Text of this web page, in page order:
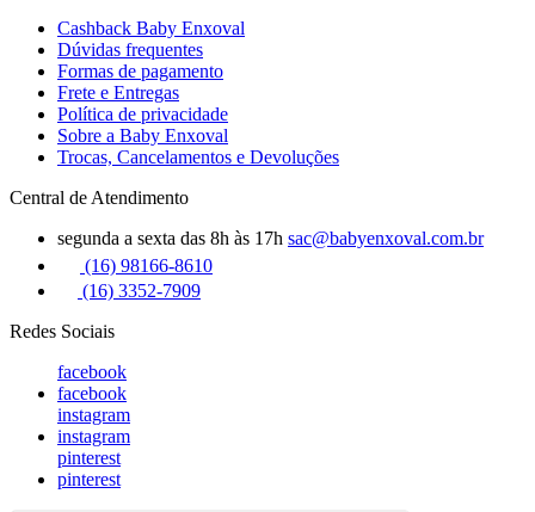
Cashback Baby Enxoval
Dúvidas frequentes
Formas de pagamento
Frete e Entregas
Política de privacidade
Sobre a Baby Enxoval
Trocas, Cancelamentos e Devoluções
Central de Atendimento
segunda a sexta das 8h às 17h sac@babyenxoval.com.br
(16) 98166-8610
(16) 3352-7909
Redes Sociais
facebook
facebook
instagram
instagram
pinterest
pinterest